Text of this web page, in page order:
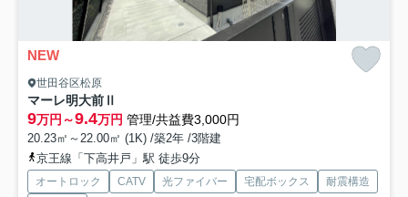
NEW
世田谷区松原
マーレ明大前Ⅱ
9万円～9.4万円 管理/共益費3,000円
20.23㎡～22.00㎡ (1K) /築2年 /3階建
京王線「下高井戸」駅 徒歩9分
オートロック CATV 光ファイバー 宅配ボックス
耐震構造